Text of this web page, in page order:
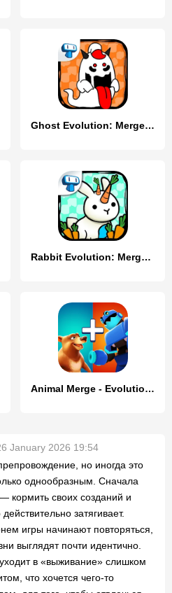
Ghost Evolution: Merge Spirits
Rabbit Evolution: Merge Bunny
Animal Merge - Evolution Games
January 2026 19:54
но иногда это
однообразным. Сначала
кормить своих созданий и
затягивает.
игры начинают повторяться,
выглядят почти идентично.
в «выживание» слишком
что хочется чего-то